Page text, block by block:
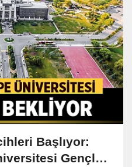
Başlıyor:
Gençleri